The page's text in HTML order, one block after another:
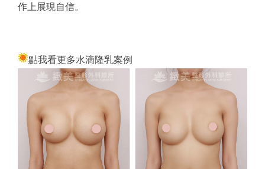
作上展現自信。
點我看更多水滴隆乳案例